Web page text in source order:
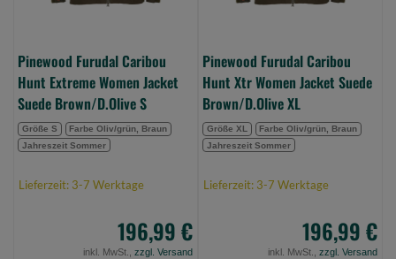
Brown/D.Olive
(Bild
0)
Pinewood Furudal Caribou
Hunt Extreme Women Jacket
Suede Brown/D.Olive S
Größe S
Farbe Oliv/grün, Braun
Jahreszeit Sommer
Lieferzeit: 3-7 Werktage
196,99 €
inkl. MwSt., zzgl. Versand
Brown/D.Olive
(Bild
0)
Pinewood Furudal Caribou
Hunt Xtr Women Jacket Suede
Brown/D.Olive XL
Größe XL
Farbe Oliv/grün, Braun
Jahreszeit Sommer
Lieferzeit: 3-7 Werktage
196,99 €
inkl. MwSt., zzgl. Versand